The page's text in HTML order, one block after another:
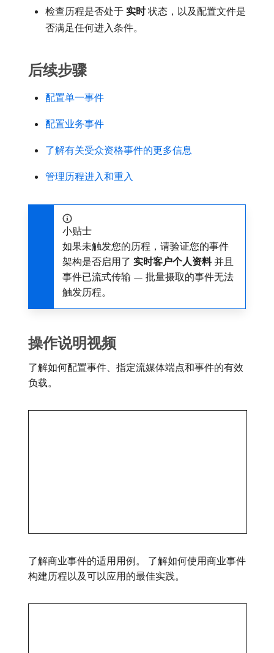
检查历程是否处于​ 实时​状态，以及配置文件是
否满足任何进入条件。
后续步骤
配置单一事件
配置业务事件
了解有关受众资格事件的更多信息
管理历程进入和重入
小贴士
如果未触发您的历程，请验证您的事件
架构是否启用了​ 实时客户个人资料​并且
事件已流式传输 — 批量摄取的事件无法
触发历程。
操作说明视频
了解如何配置事件、指定流媒体端点和事件的有效
负载。
了解商业事件的适用用例。 了解如何使用商业事件
构建历程以及可以应用的最佳实践。